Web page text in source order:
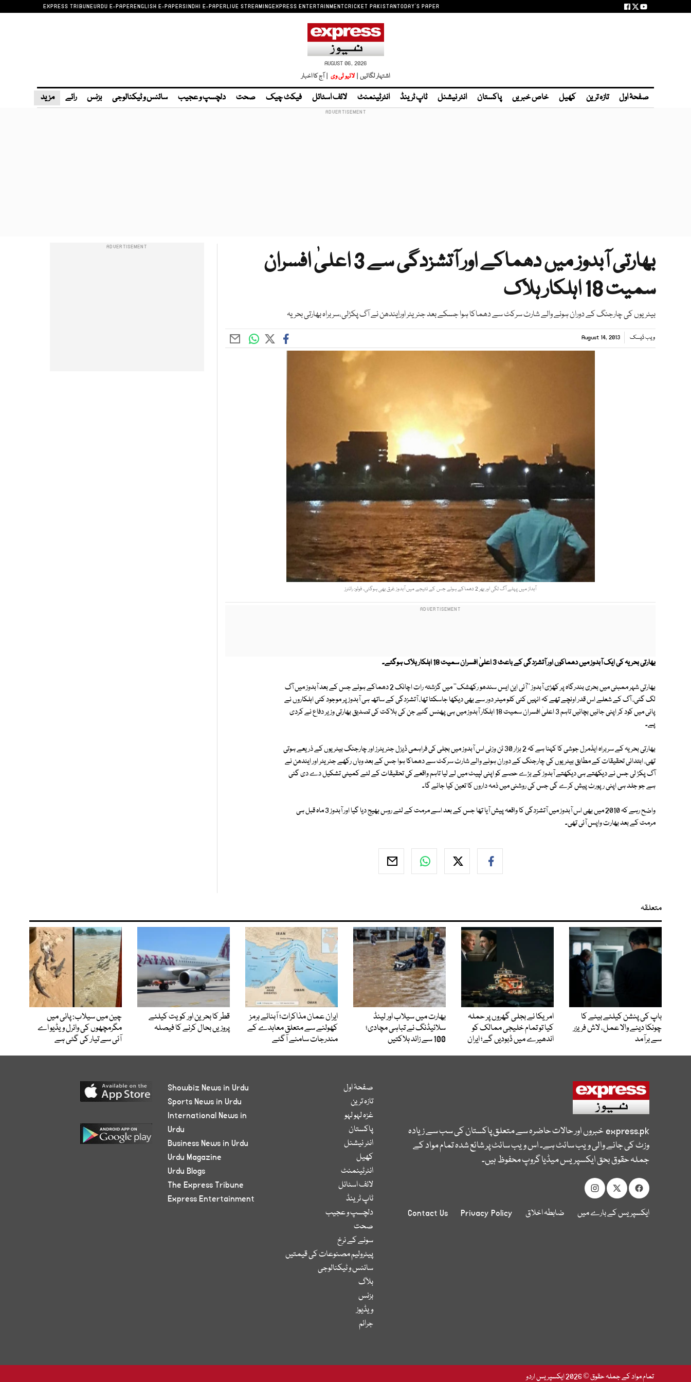
EXPRESS TRIBUNEURDU E-PAPERENGLISH E-PAPERSINDHI E-PAPERLIVE STREAMINGEXPRESS ENTERTAINMENTCRICKET PAKISTANTODAY'S PAPER
AUGUST 06, 2026
اشتہار لگائیں | لائیو ٹی وی | آج کا اخبار
صفحۂ اول تازہ ترین کھیل خاص خبریں پاکستان انٹر نیشنل ٹاپ ٹرینڈ انٹرٹینمنٹ لائف اسٹائل فیکٹ چیک صحت دلچسپ و عجیب سائنس و ٹیکنالوجی بزنس رائے مزید
بھارتی آبدوز میں دھماکے اور آتشزدگی سے 3 اعلیٰ افسران
سمیت 18 اہلکار ہلاک
بیٹریوں کی چارجنگ کے دوران ہونے والے شارٹ سرکٹ سے دھماکا ہوا جسکے بعد جنریٹر اورایندھن نے آگ پکڑلی،سربراہ بھارتی بحریہ
ویب ڈیسک August 14, 2013
آبداز میں پہلے آگ لگی اور بھر 2 دھماکے ہوئے جس کے نتیجے میں آبدوز غرق بھی ہوگئی۔ فوٹو: رائٹرز
بھارتی بحریہ کی ایک آبدوز میں دھماکوں اور آتشزدگی کے باعث 3 اعلیٰ افسران سمیت 18 اہلکار ہلاک ہوگئے۔
بھارتی شہر ممبئی میں بحری بندرگاہ پر کھڑی آبدوز ''آئی این ایس سندھو رکھشک'' میں گزشتہ رات اچانک 2 دھماکے ہوئے جس کے بعد آبدوز میں آگ
لگ گئی، آگ کے شعلے اس قدر اونچے تھے کہ انہیں کئی کلو میٹر دور سے بھی دیکھا جاسکتا تھا، آتشزدگی کے ساتھ ہی آبدوز پر موجود کئی اہلکاروں نے
پانی میں کود کر اپنی جانیں بچائیں تاہم 3 اعلیٰ افسران سمیت 18 اہلکار آبدوز میں ہی پھنس گئے جن کی ہلاکت کی تصدیق بھارتی وزیر دفاع نے کردی
پے۔
بھارتی بحریہ کے سربراہ ایڈمرل جوشی کا کہنا ہے کہ 2 ہزار 30 ٹن وزنی اس آبدوز میں بجلی کی فراہمی ڈیزل جنریٹرز اور چارجنگ بیٹریوں کے ذریعے ہوتی
تھی، ابتدائی تحقیقات کے مطابق بیٹریوں کی چارجنگ کے دوران ہونے والے شارٹ سرکٹ سے دھماکا ہوا جس کے بعد وہاں رکھے جنریٹر اور ایندھن نے
آگ پکڑ لی جس نے دیکھتے ہی دیکھتے آبدوز کے بڑے حصے کو اپنی لپیٹ میں لے لیا تاہم واقعے کی تحقیقات کے لئے کمیٹی تشکیل دے دی گئی
ہے جو جلد ہی اپنی رپورٹ پیش کرے گی جس کی روشنی میں ذمہ داروں کا تعین کیا جائے گا۔
واضح رہے کہ 2010 میں بھی اس آبدوز میں آتشزدگی کا واقعہ پیش آیا تھا جس کے بعد اسے مرمت کے لئے روس بھیج دیا گیا اور آبدوز 3 ماہ قبل ہی
مرمت کے بعد بھارت واپس آئی تھی۔
متعلقہ
باپ کی پنشن کیلئے بیٹے کا
چونکا دینے والا عمل، لاش فریزر
سے برآمد
امریکا نے بجلی گھروں پر حملہ
کیا تو تمام خلیجی ممالک کو
اندھیرے میں ڈبودیں گے؛ ایران
بھارت میں سیلاب اور لینڈ
سلائیڈنگ نے تباہی مچادی؛
100 سے زائد ہلاکتیں
ایران عمان مذاکرات؛ آبنائے ہرمز
کھولنے سے متعلق معاہدے کے
مندرجات سامنے آگئے
قطر کا بحرین اور کویت کیلئے
پروزیں بحال کرنے کا فیصلہ
چین میں سیلاب: پانی میں
مگرمچھوں کی وائرل ویڈیو اے
آئی سے تیار کی گئی ہے
express.pkخبروں اور حالات حاضرہ سے متعلق پاکستان کی سب سے زیادہ
وزٹ کی جانے والی ویب سائٹ ہے۔ اس ویب سائٹ پر شائع شدہ تمام مواد کے
جملہ حقوق بحق ایکسپریس میڈیا گروپ محفوظ ہیں۔
ایکسپریس کے بارے میں ضابطہ اخلاق Privacy Policy
Contact Us
صفحۂ اول
تازہ ترین
غزہ لہو لہو
پاکستان
انٹر نیشنل
کھیل
انٹرٹینمنٹ
لائف اسٹائل
ٹاپ ٹرینڈ
دلچسپ و عجیب
صحت
سونے کے نرخ
پیٹرولیم مصنوعات کی قیمتیں
سائنس و ٹیکنالوجی
بلاگ
بزنس
ویڈیوز
جرائم
Showbiz News in Urdu
Sports News in Urdu
International News in
Urdu
Business News in Urdu
Urdu Magazine
Urdu Blogs
The Express Tribune
Express Entertainment
تمام مواد کے جملہ حقوق © 2026 ایکسپریس اردو